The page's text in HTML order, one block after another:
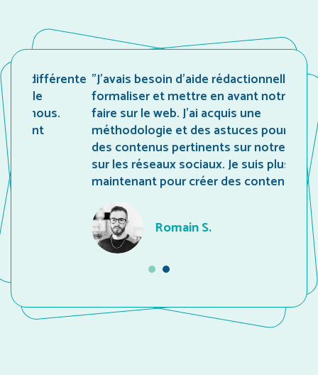
"J’avais besoin d’aide rédactionnelle pour
formaliser et mettre en avant notre savoir-
faire sur le web. J’ai acquis une
méthodologie et des astuces pour rédiger
des contenus pertinents sur notre site et
sur les réseaux sociaux. Je suis plus à l’aise
maintenant pour créer des contenus !"
Romain S.